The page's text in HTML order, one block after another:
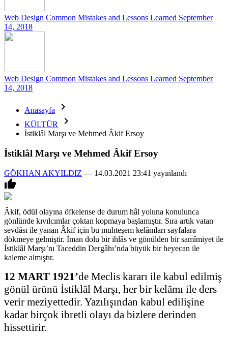
Web Design Common Mistakes and Lessons Learned September
14, 2018
Web Design Common Mistakes and Lessons Learned September
14, 2018
Anasayfa 
KÜLTÜR 
İstiklâl Marşı ve Mehmed Âkif Ersoy
İstiklâl Marşı ve Mehmed Âkif Ersoy
GÖKHAN AKYILDIZ — 14.03.2021 23:41 yayınlandı

Âkif, ödül olayına öfkelense de durum hâl yoluna konulunca
gönlünde kıvılcımlar çoktan kopmaya başlamıştır. Sıra artık vatan
sevdâsı ile yanan Âkif için bu muhteşem kelâmları sayfalara
dökmeye gelmiştir. İman dolu bir ihlâs ve gönülden bir samîmiyet ile
İstiklâl Marşı’nı Taceddin Dergâhı’nda büyük bir heyecan ile
kaleme almıştır.
12 MART 1921’de Meclis kararı ile kabul edilmiş
gönül ürünü İstiklâl Marşı, her bir kelâmı ile ders
verir meziyettedir. Yazılışından kabul edilişine
kadar birçok ibretli olayı da bizlere derinden
hissettirir.